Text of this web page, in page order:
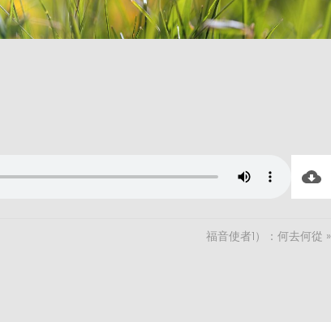
福音使者1）：何去何從 »